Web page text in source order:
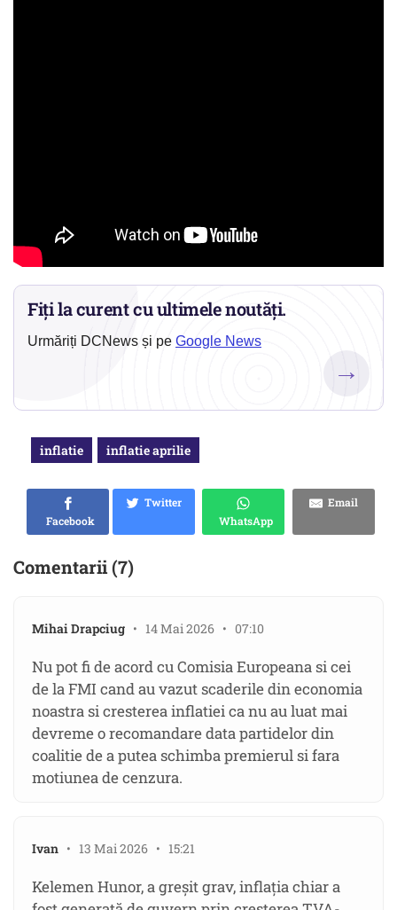
Fiți la curent cu ultimele noutăți.
Urmăriți DCNews și pe Google News
→
inflatie inflatie aprilie
Facebook
Twitter
WhatsApp
Email
Comentarii (7)
Mihai Drapciug • 14 Mai 2026 • 07:10
Nu pot fi de acord cu Comisia Europeana si cei
de la FMI cand au vazut scaderile din economia
noastra si cresterea inflatiei ca nu au luat mai
devreme o recomandare data partidelor din
coalitie de a putea schimba premierul si fara
motiunea de cenzura.
Ivan • 13 Mai 2026 • 15:21
Kelemen Hunor, a greșit grav, inflația chiar a